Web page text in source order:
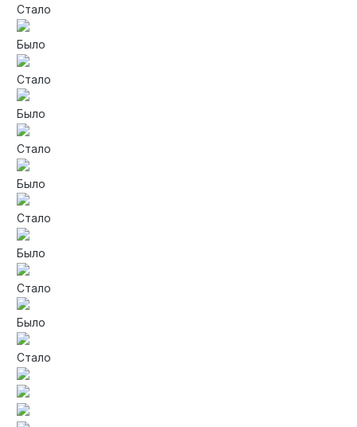
Стало
Было
Стало
Было
Стало
Было
Стало
Было
Стало
Было
Стало